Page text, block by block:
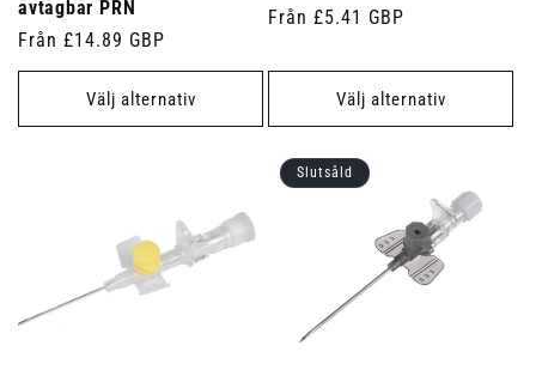
avtagbar PRN
Ordinarie
pris
Från £14.89 GBP
Välj alternativ
Ordinarie
Från £5.41 GBP
Välj alternativ
Slutsåld